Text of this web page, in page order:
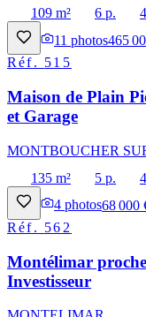
109 m²
6 p.
11 photos465
Réf. 515
Maison de Plain
et Garage
MONTBOUCHER
135 m²
5 p.
4 photos68 000
Réf. 562
Montélimar
Investisseur